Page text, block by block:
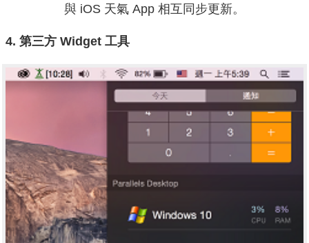
與 iOS 天氣 App 相互同步更新。
4. 第三方 Widget 工具